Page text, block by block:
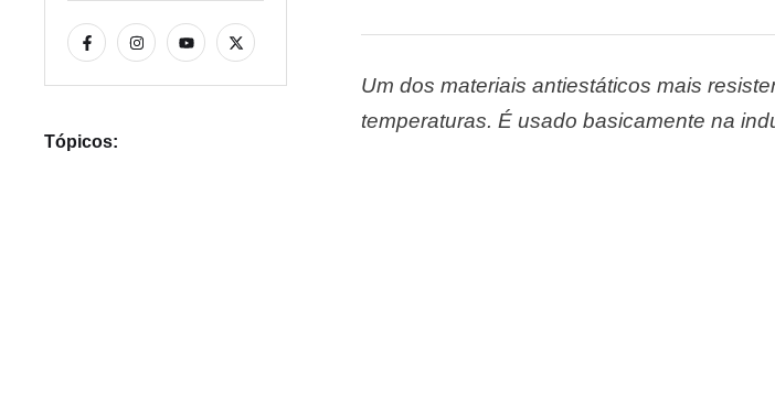
Tópicos:
Um dos materiais antiestáticos mais
temperaturas. É usado basicamente na